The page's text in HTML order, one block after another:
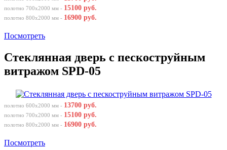
полотно 700х2000 мм - 15100 руб.
полотно 800х2000 мм - 16900 руб.
Посмотреть
Стеклянная дверь с пескоструйным
витражом SPD-05
полотно 600х2000 мм - 13700 руб.
полотно 700х2000 мм - 15100 руб.
полотно 800х2000 мм - 16900 руб.
Посмотреть